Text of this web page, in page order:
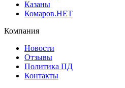
Казаны
Комаров.НЕТ
Компания
Новости
Отзывы
Политика ПД
Контакты